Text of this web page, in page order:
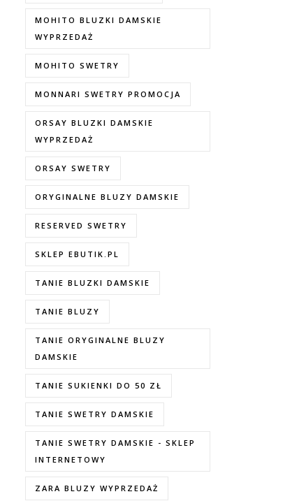
MOHITO BLUZKI DAMSKIE
WYPRZEDAŻ
MOHITO SWETRY
MONNARI SWETRY PROMOCJA
ORSAY BLUZKI DAMSKIE
WYPRZEDAŻ
ORSAY SWETRY
ORYGINALNE BLUZY DAMSKIE
RESERVED SWETRY
SKLEP EBUTIK.PL
TANIE BLUZKI DAMSKIE
TANIE BLUZY
TANIE ORYGINALNE BLUZY
DAMSKIE
TANIE SUKIENKI DO 50 ZŁ
TANIE SWETRY DAMSKIE
TANIE SWETRY DAMSKIE - SKLEP
INTERNETOWY
ZARA BLUZY WYPRZEDAŻ